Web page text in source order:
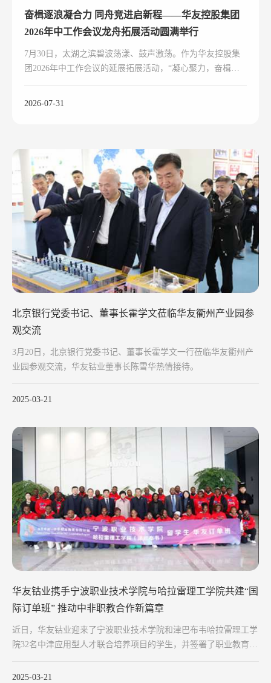
奋楫逐浪凝合力 同舟竞进启新程——华友控股集团
2026年中工作会议龙舟拓展活动圆满举行
7月30日，太湖之滨碧波荡漾、鼓声激荡。作为华友控股集
团2026年中工作会议的延展拓展活动，“凝心聚力，奋楫争
2026-07-31
北京银行党委书记、董事长霍学文莅临华友衢州产业园参
观交流
3月20日，北京银行党委书记、董事长霍学文一行莅临华友衢州产
业园参观交流，华友钴业董事长陈雪华热情接待。
2025-03-21
华友钴业携手宁波职业技术学院与哈拉雷理工学院共建“国
际订单班” 推动中非职教合作新篇章
近日，华友钴业迎来了宁波职业技术学院和津巴布韦哈拉雷理工学
院32名中津应用型人才联合培养项目的学生，并签署了职业教育国
2025-03-21